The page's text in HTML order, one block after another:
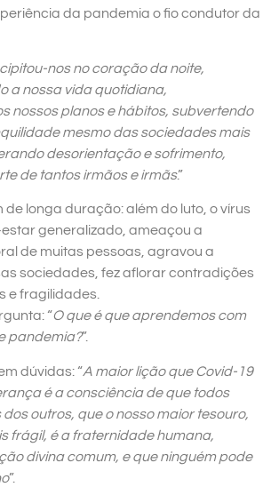
da pandemia o fio condutor da
nos no coração da noite,
a nossa vida quotidiana,
nossos planos e hábitos, subvertendo
mesmo das sociedades mais
desorientação e sofrimento,
de tantos irmãos e irmãs.”
de longa duração: além do luto, o vírus
generalizado, ameaçou a
de muitas pessoas, agravou a
sociedades, fez aflorar contradições
e fragilidades.
“O que é que aprendemos com
pandemia?”.
dúvidas: “A maior lição que Covid-19
é a consciência de que todos
outros, que o nosso maior tesouro,
frágil, é a fraternidade humana,
divina comum, e que ninguém pode
”.